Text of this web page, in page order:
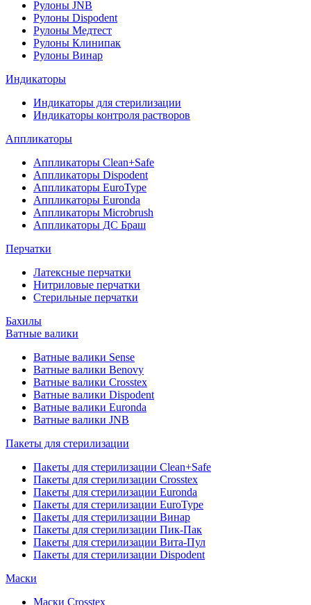
Рулоны JNB
Рулоны Dispodent
Рулоны Медтест
Рулоны Клинипак
Рулоны Винар
Индикаторы
Индикаторы для стерилизации
Индикаторы контроля растворов
Аппликаторы
Аппликаторы Clean+Safe
Аппликаторы Dispodent
Аппликаторы EuroType
Аппликаторы Euronda
Аппликаторы Microbrush
Аппликаторы ДС Браш
Перчатки
Латексные перчатки
Нитриловые перчатки
Стерильные перчатки
Бахилы
Ватные валики
Ватные валики Sense
Ватные валики Benovy
Ватные валики Crosstex
Ватные валики Dispodent
Ватные валики Euronda
Ватные валики JNB
Пакеты для стерилизации
Пакеты для стерилизации Clean+Safe
Пакеты для стерилизации Crosstex
Пакеты для стерилизации Euronda
Пакеты для стерилизации EuroType
Пакеты для стерилизации Винар
Пакеты для стерилизации Пик-Пак
Пакеты для стерилизации Вита-Пул
Пакеты для стерилизации Dispodent
Маски
Маски Crosstex